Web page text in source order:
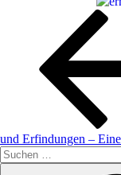
und Erfindungen –
Suche
nach: